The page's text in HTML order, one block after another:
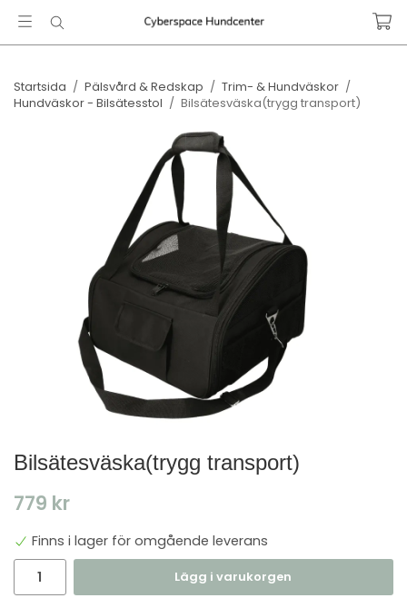
Startsida / Pälsvård & Redskap / Trim- & Hundväskor /
Hundväskor - Bilsätesstol / Bilsätesväska​(trygg transport)
Bilsätesväska​(trygg transport)
779 kr
Finns i lager för omgående leverans
Lägg i varukorgen